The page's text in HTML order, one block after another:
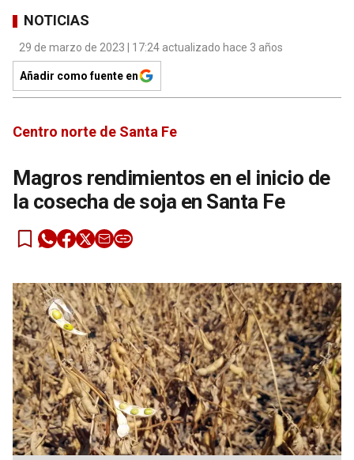
NOTICIAS
29 de marzo de 2023 | 17:24 actualizado hace 3 años
Añadir como fuente en
Centro norte de Santa Fe
Magros rendimientos en el inicio de
la cosecha de soja en Santa Fe